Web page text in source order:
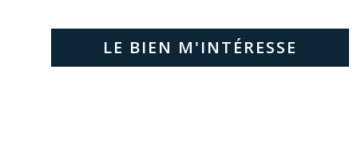
LE BIEN M'INTÉRESSE